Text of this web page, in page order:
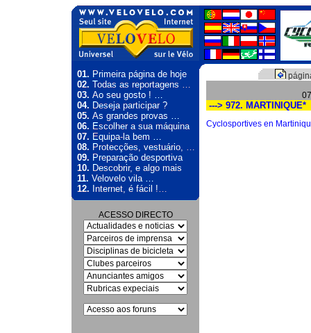
01.Primeira página de hoje
02.Todas as reportagens …
03.Ao seu gosto ! …
04.Deseja participar ?
05.As grandes provas …
06.Escolher a sua máquina
07.Equipa-la bem …
08.Protecções, vestuário, …
09.Preparação desportiva
10.Descobrir, e algo mais
11.Velovelo vila …
12.Internet, é fácil !…
ACESSO DIRECTO
---> 972. MARTINIQUE*
Cyclosportives en